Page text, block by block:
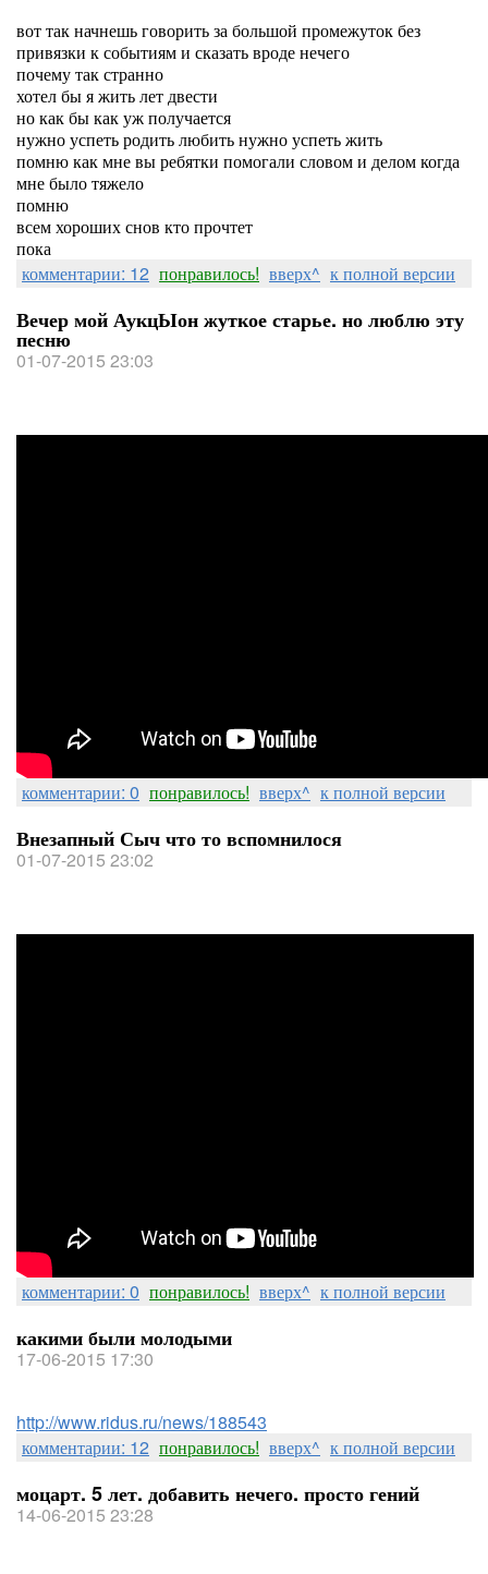
вот так начнешь говорить за большой промежуток без
привязки к событиям и сказать вроде нечего
почему так странно
хотел бы я жить лет двести
но как бы как уж получается
нужно успеть родить любить нужно успеть жить
помню как мне вы ребятки помогали словом и делом когда
мне было тяжело
помню
всем хороших снов кто прочтет
пока
комментарии: 12 понравилось! вверх^ к полной версии
Вечер мой АукцЫон жуткое старье. но люблю эту
песню
01-07-2015 23:03
комментарии: 0 понравилось! вверх^ к полной версии
Внезапный Сыч что то вспомнилося
01-07-2015 23:02
комментарии: 0 понравилось! вверх^ к полной версии
какими были молодыми
17-06-2015 17:30
http://www.ridus.ru/news/188543
комментарии: 12 понравилось! вверх^ к полной версии
моцарт. 5 лет. добавить нечего. просто гений
14-06-2015 23:28